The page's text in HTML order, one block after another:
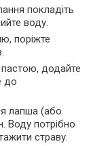
покладіть
воду.
поріжте
додайте
до
лапша (або
Воду потрібно
страву.